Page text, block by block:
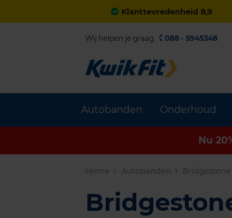
Klanttevredenheid 8,9
Autobanden Onderhoud
Wij helpen je graag. 088 - 5945348
Nu
Home Autobanden